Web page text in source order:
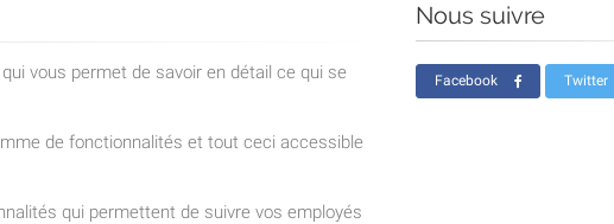
vous permet de savoir en détail ce qui se
de fonctionnalités et tout ceci accessible
qui permettent de suivre vos employés
Nous suivre
Facebook Twitter